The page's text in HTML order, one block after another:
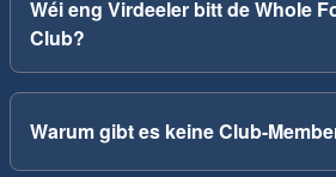
Wéi eng Virdeeler bitt de Whole
Club?
Warum gibt es keine Club-